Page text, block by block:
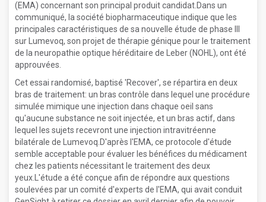
(EMA) concernant son principal produit candidat.Dans un
communiqué, la société biopharmaceutique indique que les
principales caractéristiques de sa nouvelle étude de phase III
sur Lumevoq, son projet de thérapie génique pour le traitement
de la neuropathie optique héréditaire de Leber (NOHL), ont été
approuvées.
Cet essai randomisé, baptisé 'Recover', se répartira en deux
bras de traitement: un bras contrôle dans lequel une procédure
simulée mimique une injection dans chaque oeil sans
qu'aucune substance ne soit injectée, et un bras actif, dans
lequel les sujets recevront une injection intravitréenne
bilatérale de Lumevoq.D'après l'EMA, ce protocole d'étude
semble acceptable pour évaluer les bénéfices du médicament
chez les patients nécessitant le traitement des deux
yeux.L'étude a été conçue afin de répondre aux questions
soulevées par un comité d'experts de l'EMA, qui avait conduit